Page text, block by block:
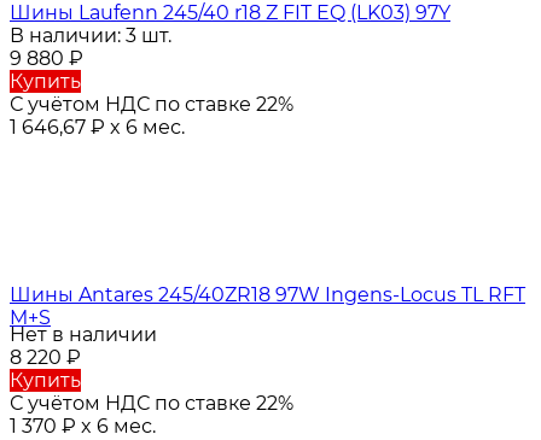
Шины Laufenn 245/40 r18 Z FIT EQ (LK03) 97Y
В наличии: 3 шт.
9 880 ₽
Купить
С учётом НДС по ставке 22%
1 646,67 ₽ x 6 мес.
Шины Antares 245/40ZR18 97W Ingens-Locus TL RFT
M+S
Нет в наличии
8 220 ₽
Купить
С учётом НДС по ставке 22%
1 370 ₽ x 6 мес.